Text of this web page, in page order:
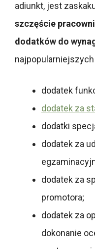
adiunkt, jest
szczęście
dodatków do
dodatek
dodatek za
dodatki
dodatek za
dodatek za
promotora;
dodatek za
dokonanie